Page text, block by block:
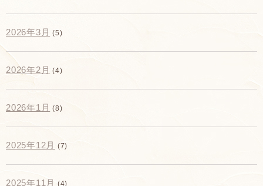
2026年3月 (5)
2026年2月 (4)
2026年1月 (8)
2025年12月 (7)
2025年11月 (4)